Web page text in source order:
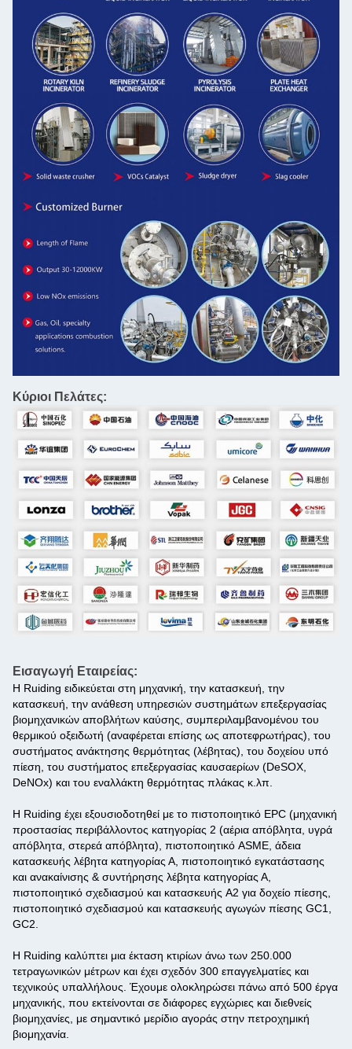
Κύριοι Πελάτες:
Εισαγωγή Εταιρείας:
Η Ruiding ειδικεύεται στη μηχανική, την κατασκευή, την
κατασκευή, την ανάθεση υπηρεσιών συστημάτων επεξεργασίας
βιομηχανικών αποβλήτων καύσης, συμπεριλαμβανομένου του
θερμικού οξειδωτή (αναφέρεται επίσης ως αποτεφρωτήρας), του
συστήματος ανάκτησης θερμότητας (λέβητας), του δοχείου υπό
πίεση, του συστήματος επεξεργασίας καυσαερίων (DeSOX,
DeNOx) και του εναλλάκτη θερμότητας πλάκας κ.λπ.
Η Ruiding έχει εξουσιοδοτηθεί με το πιστοποιητικό EPC (μηχανική
προστασίας περιβάλλοντος κατηγορίας 2 (αέρια απόβλητα, υγρά
απόβλητα, στερεά απόβλητα), πιστοποιητικό ASME, άδεια
κατασκευής λέβητα κατηγορίας Α, πιστοποιητικό εγκατάστασης
και ανακαίνισης & συντήρησης λέβητα κατηγορίας Α,
πιστοποιητικό σχεδιασμού και κατασκευής A2 για δοχείο πίεσης,
πιστοποιητικό σχεδιασμού και κατασκευής αγωγών πίεσης GC1,
GC2.
Η Ruiding καλύπτει μια έκταση κτιρίων άνω των 250.000
τετραγωνικών μέτρων και έχει σχεδόν 300 επαγγελματίες και
τεχνικούς υπαλλήλους. Έχουμε ολοκληρώσει πάνω από 500 έργα
μηχανικής, που εκτείνονται σε διάφορες εγχώριες και διεθνείς
βιομηχανίες, με σημαντικό μερίδιο αγοράς στην πετροχημική
βιομηχανία.